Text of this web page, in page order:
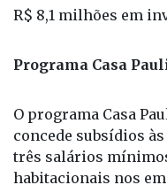
Programa Casa
O programa Casa
habitacionais nos
pela Secretaria de
Habitação, no